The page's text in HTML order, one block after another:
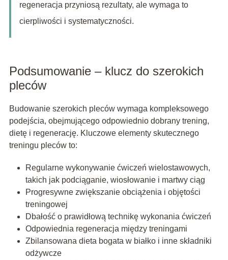
regeneracja przyniosą rezultaty, ale wymaga to
cierpliwości i systematyczności.
Podsumowanie – klucz do szerokich
pleców
Budowanie szerokich pleców wymaga kompleksowego
podejścia, obejmującego odpowiednio dobrany trening,
dietę i regenerację. Kluczowe elementy skutecznego
treningu pleców to:
Regularne wykonywanie ćwiczeń wielostawowych,
takich jak podciąganie, wiosłowanie i martwy ciąg
Progresywne zwiększanie obciążenia i objętości
treningowej
Dbałość o prawidłową technikę wykonania ćwiczeń
Odpowiednia regeneracja między treningami
Zbilansowana dieta bogata w białko i inne składniki
odżywcze